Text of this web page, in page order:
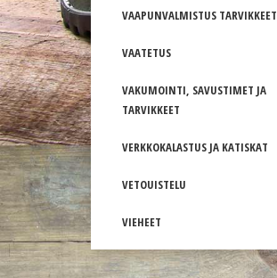
VAAPUNVALMISTUS TARVIKKEET
VAATETUS
VAKUMOINTI, SAVUSTIMET JA
TARVIKKEET
VERKKOKALASTUS JA KATISKAT
VETOUISTELU
VIEHEET